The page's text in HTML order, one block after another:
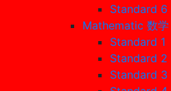
Standard 6
Mathematic 数学
Standard 1
Standard 2
Standard 3